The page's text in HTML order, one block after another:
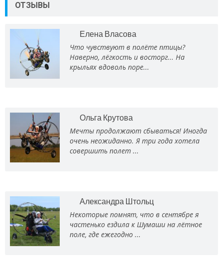
ОТЗЫВЫ
Елена Власова
Что чувствуют в полёте птицы?
Наверно, лёгкость и восторг... На
крыльях вдоволь поре...
Ольга Крутова
Мечты продолжают сбываться! Иногда
очень неожиданно. Я три года хотела
совершить полет ...
Александра Штольц
Некоторые помнят, что в сентябре я
частенько ездила к Шумаши на лётное
поле, где ежегодно ...